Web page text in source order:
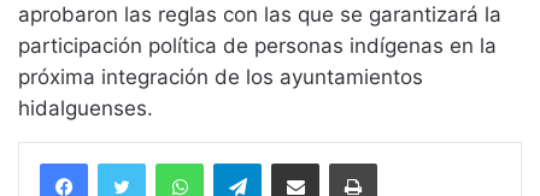
aprobaron las reglas con las que se garantizará la
participación política de personas indígenas en la
próxima integración de los ayuntamientos
hidalguenses.
WhatsAppTelegramCompartir vía email Imprimir